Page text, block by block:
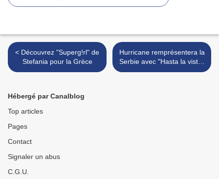
< Découvrez "Superg!rl" de
Stefania pour la Grèce
Hurricane remprésentera la
Serbie avec "Hasta la vista"
>
Hébergé par Canalblog
Top articles
Pages
Contact
Signaler un abus
C.G.U.